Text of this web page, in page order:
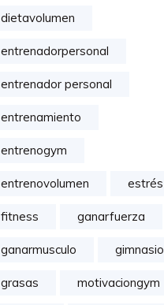
dietavolumen
entrenadorpersonal
entrenador personal
entrenamiento
entrenogym
entrenovolumen estrés
fitness ganarfuerza
ganarmusculo gimnasio
grasas motivaciongym